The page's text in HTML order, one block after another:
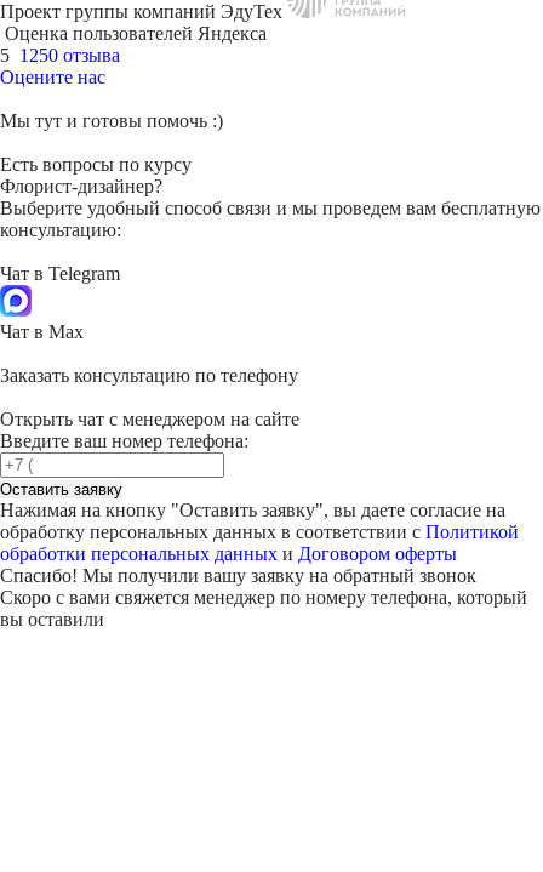
Проект группы компаний ЭдуТех
Оценка пользователей Яндекса
5 1250 отзыва
Оцените нас
Мы тут и готовы помочь :)
Есть вопросы по курсу
Флорист-дизайнер?
Выберите удобный способ связи и мы проведем вам бесплатную
консультацию:
Чат в Telegram
Чат в Max
Заказать консультацию по телефону
Открыть чат с менеджером на сайте
Введите ваш номер телефона:
Оставить заявку
Нажимая на кнопку "Оставить заявку", вы даете согласие на
обработку персональных данных в соответствии с Политикой
обработки персональных данных и Договором оферты
Спасибо! Мы получили вашу заявку на обратный звонок
Скоро с вами свяжется менеджер по номеру телефона, который
вы оставили